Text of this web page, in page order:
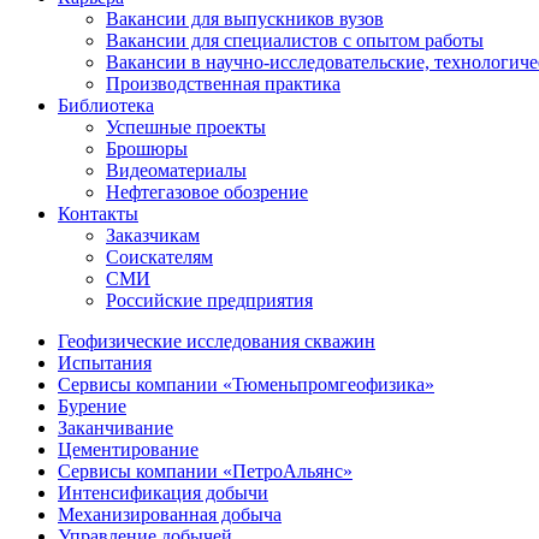
Вакансии для выпускников вузов
Вакансии для специалистов с опытом работы
Вакансии в научно-исследовательские,
Производственная практика
Библиотека
Успешные проекты
Брошюры
Видеоматериалы
Нефтегазовое обозрение
Контакты
Заказчикам
Соискателям
СМИ
Российские предприятия
Геофизические исследования скважин
Испытания
Сервисы компании «Тюменьпромгеофизика»
Бурение
Заканчивание
Цементирование
Сервисы компании «ПетроАльянс»
Интенсификация добычи
Механизированная добыча